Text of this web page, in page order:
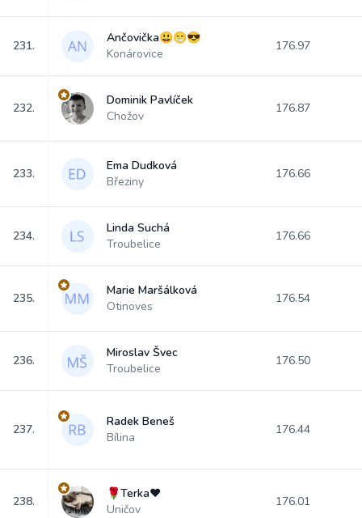
231.
Ančovička😃😁😎
Konárovice
176.97
232.
Dominik Pavlíček
Chožov
176.87
233.
Ema Dudková
Březiny
176.66
234.
Linda Suchá
Troubelice
176.66
235.
Marie Maršálková
Otinoves
176.54
236.
Miroslav Švec
Troubelice
176.50
237.
Radek Beneš
Bílina
176.44
238.
🌹Terka♥️
Uničov
176.01